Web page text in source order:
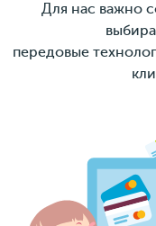
Для нас важно
передовые